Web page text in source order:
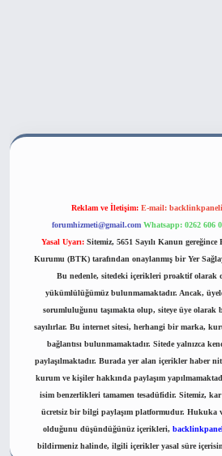
Reklam ve İletişim: E-mail:
forumhizmeti@gmail.com Whatsapp: 0262 606
Yasal Uyarı: Sitemiz, 5651 Sayılı Kanun
Kurumu (BTK) tarafından onaylanmış bir Yer
Bu nedenle, sitedeki içerikleri proaktif olarak
yükümlülüğümüz bulunmamaktadır. Ancak,
sorumluluğunu taşımakta olup, siteye üye
sayılırlar. Bu internet sitesi, herhangi bir marka,
bağlantısı bulunmamaktadır. Sitede yalnızca
paylaşılmaktadır. Burada yer alan içerikler haber
kurum ve kişiler hakkında paylaşım
isim benzerlikleri tamamen tesadüfidir. Sitemiz, kar
ücretsiz bir bilgi paylaşım platformudur. Hukuka
olduğunu düşündüğünüz içerikleri,
bildirmeniz halinde, ilgili içerikler yasal süre